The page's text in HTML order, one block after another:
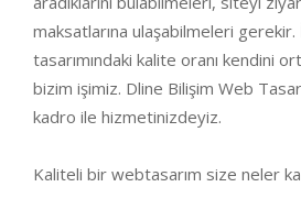
maksatlarına ulaşabilmeleri
tasarımındaki kalite oranı kendini
bizim işimiz. Dline Bilişim Web
kadro ile hizmetinizdeyiz.
Kaliteli bir webtasarım size neler